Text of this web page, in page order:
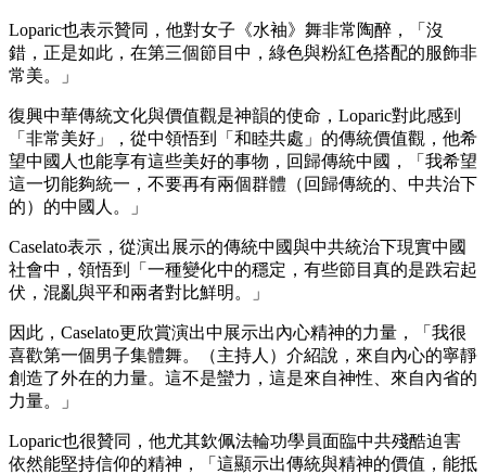
Loparic也表示贊同，他對女子《水袖》舞非常陶醉，「沒
錯，正是如此，在第三個節目中，綠色與粉紅色搭配的服飾非
常美。」
復興中華傳統文化與價值觀是神韻的使命，Loparic對此感到
「非常美好」，從中領悟到「和睦共處」的傳統價值觀，他希
望中國人也能享有這些美好的事物，回歸傳統中國，「我希望
這一切能夠統一，不要再有兩個群體（回歸傳統的、中共治下
的）的中國人。」
Caselato表示，從演出展示的傳統中國與中共統治下現實中國
社會中，領悟到「一種變化中的穩定，有些節目真的是跌宕起
伏，混亂與平和兩者對比鮮明。」
因此，Caselato更欣賞演出中展示出內心精神的力量，「我很
喜歡第一個男子集體舞。（主持人）介紹說，來自內心的寧靜
創造了外在的力量。這不是蠻力，這是來自神性、來自內省的
力量。」
Loparic也很贊同，他尤其欽佩法輪功學員面臨中共殘酷迫害
依然能堅持信仰的精神，「這顯示出傳統與精神的價值，能抵